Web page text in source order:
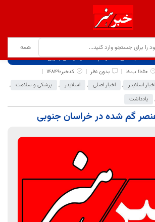
نشاط اجتماعی، عنصر گم شده در خراسان جنوبی
11:50 ب.ظ بدون نظر
کدخبر:14849
اخبار اسلایدر , اخبار اصلی , اسلایدر , پزشکی و سلامت ,
, یادداشت
گم شده در خراسان جنوبی